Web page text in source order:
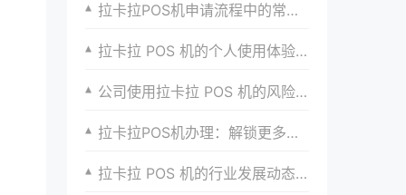
拉卡拉POS机申请流程中的常见问题与解决方案
拉卡拉 POS 机的个人使用体验与分享
公司使用拉卡拉 POS 机的风险管理体系
拉卡拉POS机办理：解锁更多支付选择
拉卡拉 POS 机的行业发展动态与趋势分析